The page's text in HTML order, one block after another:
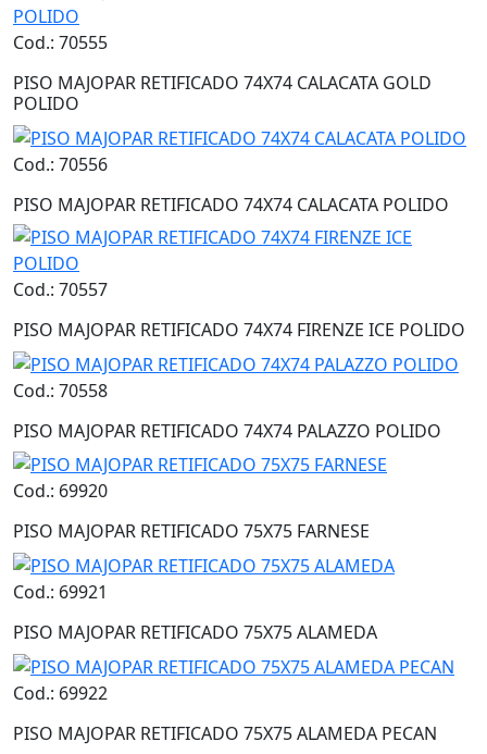
Cod.: 70555
PISO MAJOPAR RETIFICADO 74X74 CALACATA GOLD
POLIDO
Cod.: 70556
PISO MAJOPAR RETIFICADO 74X74 CALACATA POLIDO
Cod.: 70557
PISO MAJOPAR RETIFICADO 74X74 FIRENZE ICE POLIDO
Cod.: 70558
PISO MAJOPAR RETIFICADO 74X74 PALAZZO POLIDO
Cod.: 69920
PISO MAJOPAR RETIFICADO 75X75 FARNESE
Cod.: 69921
PISO MAJOPAR RETIFICADO 75X75 ALAMEDA
Cod.: 69922
PISO MAJOPAR RETIFICADO 75X75 ALAMEDA PECAN